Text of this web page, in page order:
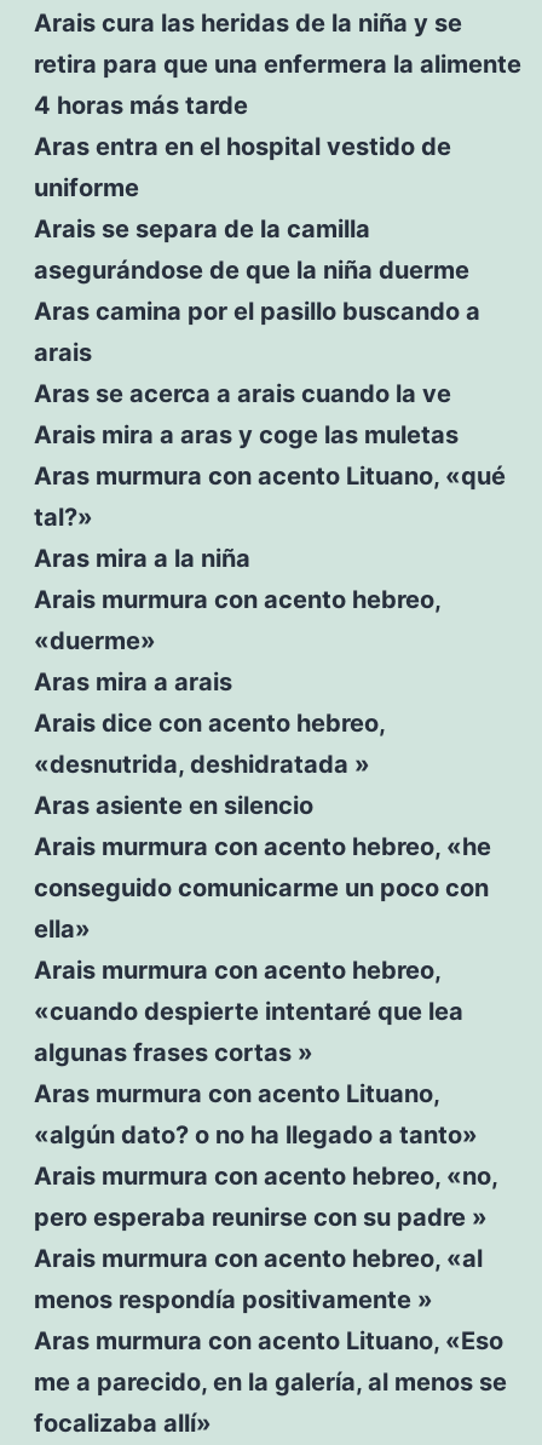
Arais cura las heridas de la niña y se
retira para que una enfermera la alimente
4 horas más tarde
Aras entra en el hospital vestido de
uniforme
Arais se separa de la camilla
asegurándose de que la niña duerme
Aras camina por el pasillo buscando a
arais
Aras se acerca a arais cuando la ve
Arais mira a aras y coge las muletas
Aras murmura con acento Lituano, «qué
tal?»
Aras mira a la niña
Arais murmura con acento hebreo,
«duerme»
Aras mira a arais
Arais dice con acento hebreo,
«desnutrida, deshidratada »
Aras asiente en silencio
Arais murmura con acento hebreo, «he
conseguido comunicarme un poco con
ella»
Arais murmura con acento hebreo,
«cuando despierte intentaré que lea
algunas frases cortas »
Aras murmura con acento Lituano,
«algún dato? o no ha llegado a tanto»
Arais murmura con acento hebreo, «no,
pero esperaba reunirse con su padre »
Arais murmura con acento hebreo, «al
menos respondía positivamente »
Aras murmura con acento Lituano, «Eso
me a parecido, en la galería, al menos se
focalizaba allí»